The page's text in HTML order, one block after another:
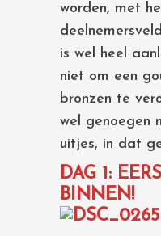
worden, met
is wel heel
niet om een
bronzen te
wel genoegen
uitjes, in dat
DAG 1:
BINNEN!